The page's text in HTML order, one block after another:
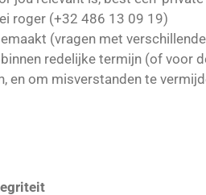
roger (+32 486 13 09 19)
(vragen met
redelijke termijn (of voor
en om misverstanden te